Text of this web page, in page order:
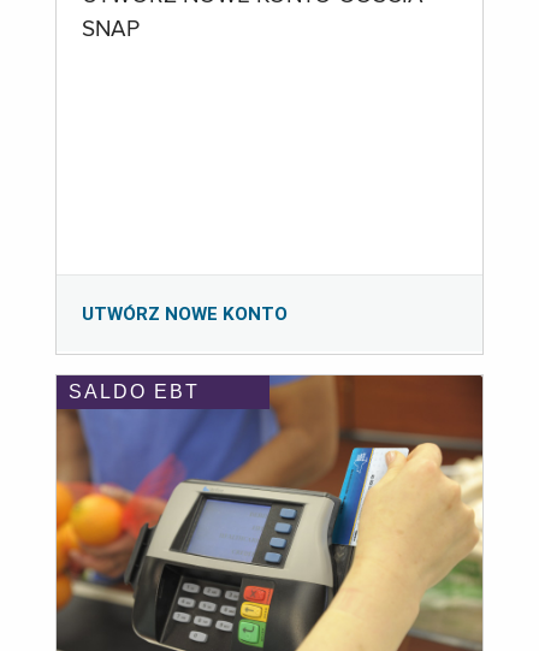
SNAP
UTWÓRZ NOWE KONTO
SALDO EBT